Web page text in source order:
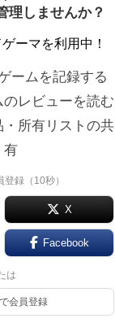
理しませんか？
ーマを利用中！
ームを記録する
レビューを読む
所有リストの共
有
登録（10秒）
X
Facebook
は
会員登録
する
レビュー
ラム
内